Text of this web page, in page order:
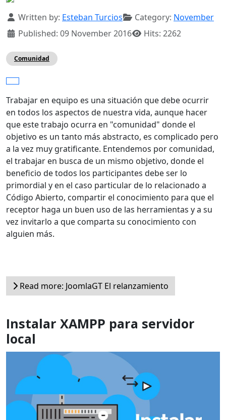
Details
Written by: Esteban Turcios Category: November
Published: 09 November 2016
Hits: 2262
Comunidad
Trabajar en equipo es una situación que debe ocurrir
en todos los aspectos de nuestra vida, aunque hacer
que este trabajo ocurra en "comunidad" donde el
objetivo es un tanto más abstracto, es complicado pero
a la vez muy gratificante. Entendemos por comunidad,
el trabajar en busca de un mismo objetivo, donde el
beneficio de todos los participantes debe ser lo
primordial y en el caso particular de lo relacionado a
Código Abierto, compartir el conocimiento para que el
receptor haga un buen uso de las herramientas y a su
vez invitarlo a que comparta su conocimiento con
alguien más.
Read more: JoomlaGT El relanzamiento
Instalar XAMPP para servidor
local